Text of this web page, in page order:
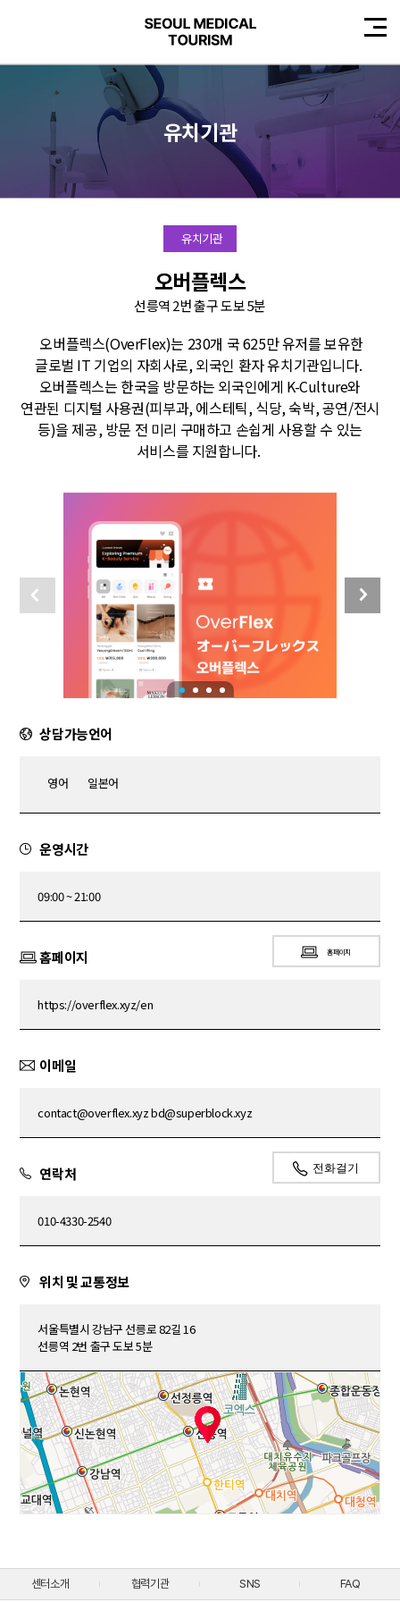
유치기관
유치기관
오버플렉스
선릉역 2번 출구 도보 5분
오버플렉스(OverFlex)는 230개 국 625만 유저를 보유한
글로벌 IT 기업의 자회사로, 외국인 환자 유치기관입니다.
오버플렉스는 한국을 방문하는 외국인에게 K-Culture와
연관된 디지털 사용권(피부과, 에스테틱, 식당, 숙박, 공연/전시
등)을 제공, 방문 전 미리 구매하고 손쉽게 사용할 수 있는
서비스를 지원합니다.
상담가능언어
영어 일본어
운영시간
09:00 ~ 21:00
홈페이지
https://overflex.xyz/en
홈페이지
이메일
contact@overflex.xyz bd@superblock.xyz
연락처
010-4330-2540
전화걸기
위치 및 교통정보
서울특별시 강남구 선릉로 82길 16
선릉역 2번 출구 도보 5분
센터소개 협력기관 SNS FAQ